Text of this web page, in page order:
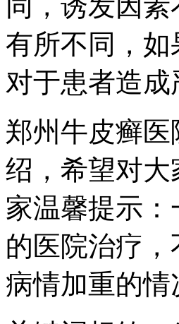
有所不同，
对于患者造
郑州牛皮癣
绍，希望对
家温馨提示
的医院治疗
病情加重的情